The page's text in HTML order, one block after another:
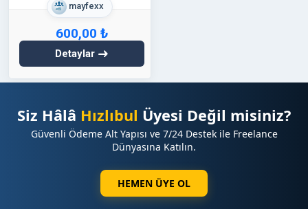
mayfexx
600,00 ₺
Detaylar
Siz Hâlâ Hızlıbul Üyesi Değil misiniz?
Güvenli Ödeme Alt Yapısı ve 7/24 Destek ile Freelance
Dünyasına Katılın.
HEMEN ÜYE OL